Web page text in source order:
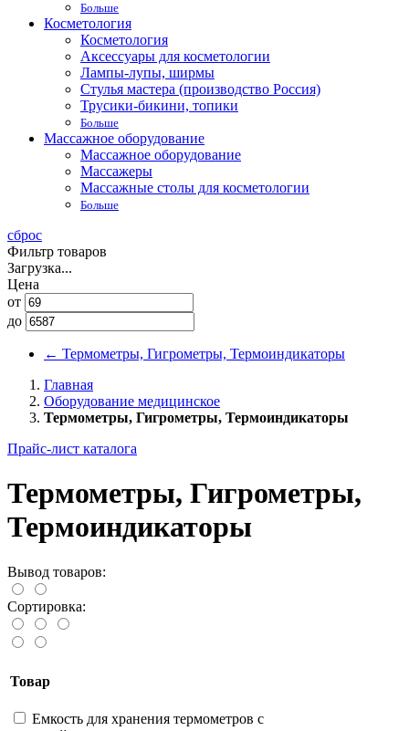
Больше
Косметология
Косметология
Аксессуары для косметологии
Лампы-лупы, ширмы
Стулья мастера (производство Россия)
Трусики-бикини, топики
Больше
Массажное оборудование
Массажное оборудование
Массажеры
Массажные столы для косметологии
Больше
сброс
Фильтр товаров
Загрузка...
Цена
от
до
← Термометры, Гигрометры, Термоиндикаторы
Главная
Оборудование медицинское
Термометры, Гигрометры, Термоиндикаторы
Прайс-лист каталога
Термометры, Гигрометры,
Термоиндикаторы
Вывод товаров:
Сортировка:
Товар
Емкость для хранения термометров с